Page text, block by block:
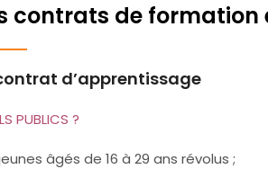
contrats de
d’apprentissage
PUBLICS ?
âgés de 16 à 29 ans révolus ;